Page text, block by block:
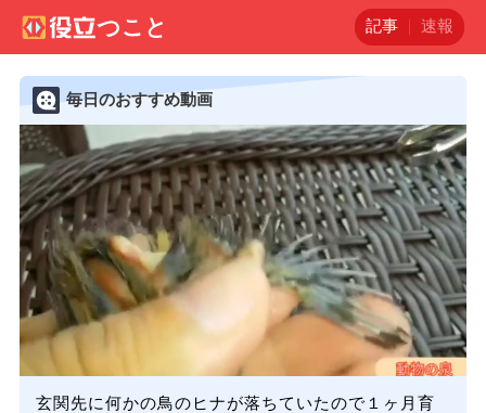
記事 速報
毎日のおすすめ動画
玄関先に何かの鳥のヒナが落ちていたので１ヶ月育